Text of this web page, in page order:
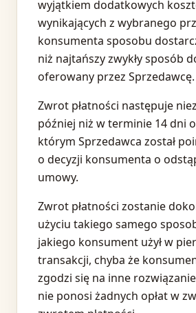
wyjątkiem dodatkowych
wynikających z wybranego
konsumenta sposobu
niż najtańszy zwykły sposób
oferowany przez Sprzedawcę.
Zwrot płatności następuje
później niż w terminie 14 dni
którym Sprzedawca został
o decyzji konsumenta o
umowy.
Zwrot płatności zostanie
użyciu takiego samego
jakiego konsument użył w
transakcji, chyba że
zgodzi się na inne
nie ponosi żadnych opłat w